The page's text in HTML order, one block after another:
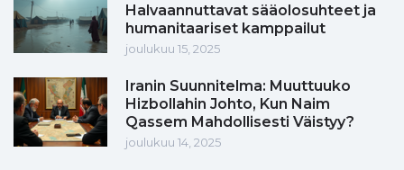
Halvaannuttavat sääolosuhteet ja
humanitaariset kamppailut
joulukuu 15, 2025
Iranin Suunnitelma: Muuttuuko
Hizbollahin Johto, Kun Naim
Qassem Mahdollisesti Väistyy?
joulukuu 14, 2025